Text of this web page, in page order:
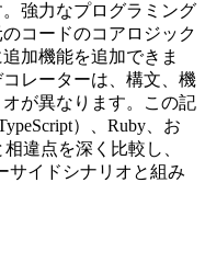
強力なプログラミング
コードのコアロジック
加機能を追加できま
レーターは、構文、機
が異なります。この記
）、Ruby、お
違点を深く比較し、
サイドシナリオと組み